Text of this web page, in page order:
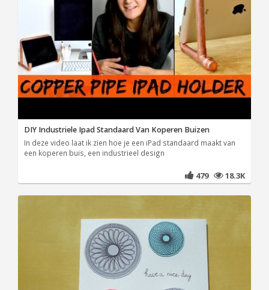
DIY Industriele Ipad Standaard Van Koperen Buizen
In deze video laat ik zien hoe je een iPad standaard maakt van
een koperen buis, een industrieel design
479 18.3K